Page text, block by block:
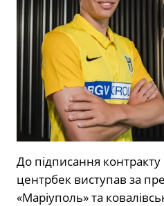
До підписання контракту
центрбек виступав за
«Маріуполь» та